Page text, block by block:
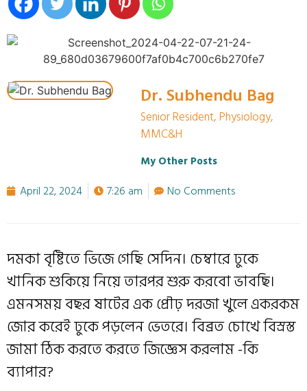
Dr. Subhendu Bag
Senior Resident, Physiology,
MMC&H
My Other Posts
April 22, 2024 7:26 am No Comments
দমকা বৃষ্টিতে ভিজে গেছি সেদিন। চেম্বারে ঢুকে
খানিক শুকিয়ে নিয়ে তারপর শুরু করবো ভাবছি।
এমনসময় বছর ষাটের এক প্রৌঢ় দরজা খুলে একরকম
জোর করেই ঢুকে পড়লেন ভেতরে। বিব্রত চোখে বিস্রস্ত
জামা ঠিক করতে করতে জিজ্ঞেস করলাম -কি
ব্যাপার?